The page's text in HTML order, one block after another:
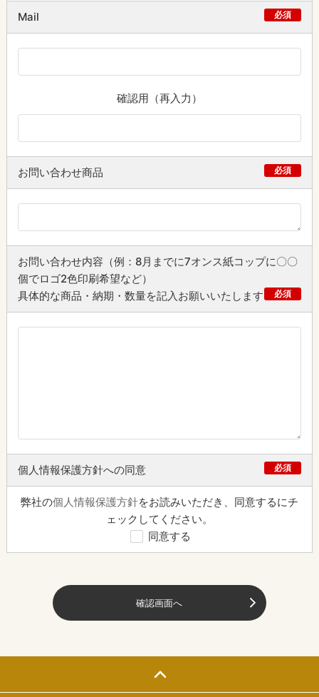
Mail 必須
確認用（再入力）
お問い合わせ商品 必須
お問い合わせ内容（例：8月までに7オンス紙コップに〇〇
個でロゴ2色印刷希望など）
具体的な商品・納期・数量を記入お願いいたします
必須
個人情報保護方針への同意 必須
弊社の個人情報保護方針をお読みいただき、同意するにチ
ェックしてください。
同意する